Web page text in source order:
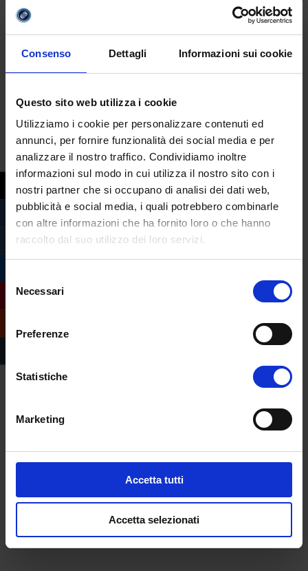
Consenso Dettagli Informazioni sui cookie
Questo sito web utilizza i cookie
Utilizziamo i cookie per personalizzare contenuti ed
annunci, per fornire funzionalità dei social media e per
analizzare il nostro traffico. Condividiamo inoltre
informazioni sul modo in cui utilizza il nostro sito con i
nostri partner che si occupano di analisi dei dati web,
pubblicità e social media, i quali potrebbero combinarle
con altre informazioni che ha fornito loro o che hanno
raccolto dal suo utilizzo dei loro servizi.
delNecessari
Preferenze
Statistiche
Marketing
Accetta tutti
Accetta selezionati
sociale)
(banche, assicurazioni, operatori del
› icentri studi di banche e società
finanziariee i centri di ricerca di
organizzazioni nazionali e internazionali
› ilgiornalismospecializzato in campo
economicofinanziario
› l’insegnamento, secondo le norme che
regolano l’accesso alla docenza
Per visionare il programma completo della
e per avere maggiori